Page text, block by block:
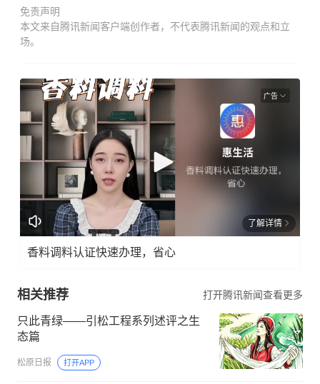
免责声明
本文来自腾讯新闻客户端创作者，不代表腾讯新闻的观点和立
场。
广告
了解详情
香料调料认证快速办理，省心
相关推荐 打开腾讯新闻查看更多
只此青绿——引松工程系列述评之生
态篇
松原日报 打开APP